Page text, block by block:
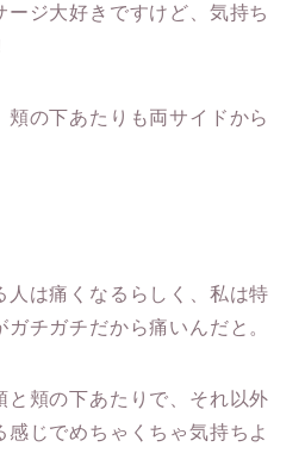
ージ大好きですけど、気持ち
の下あたりも両サイドから
人は痛くなるらしく、私は特
チガチだから痛いんだと。
と頬の下あたりで、それ以外
じでめちゃくちゃ気持ちよ